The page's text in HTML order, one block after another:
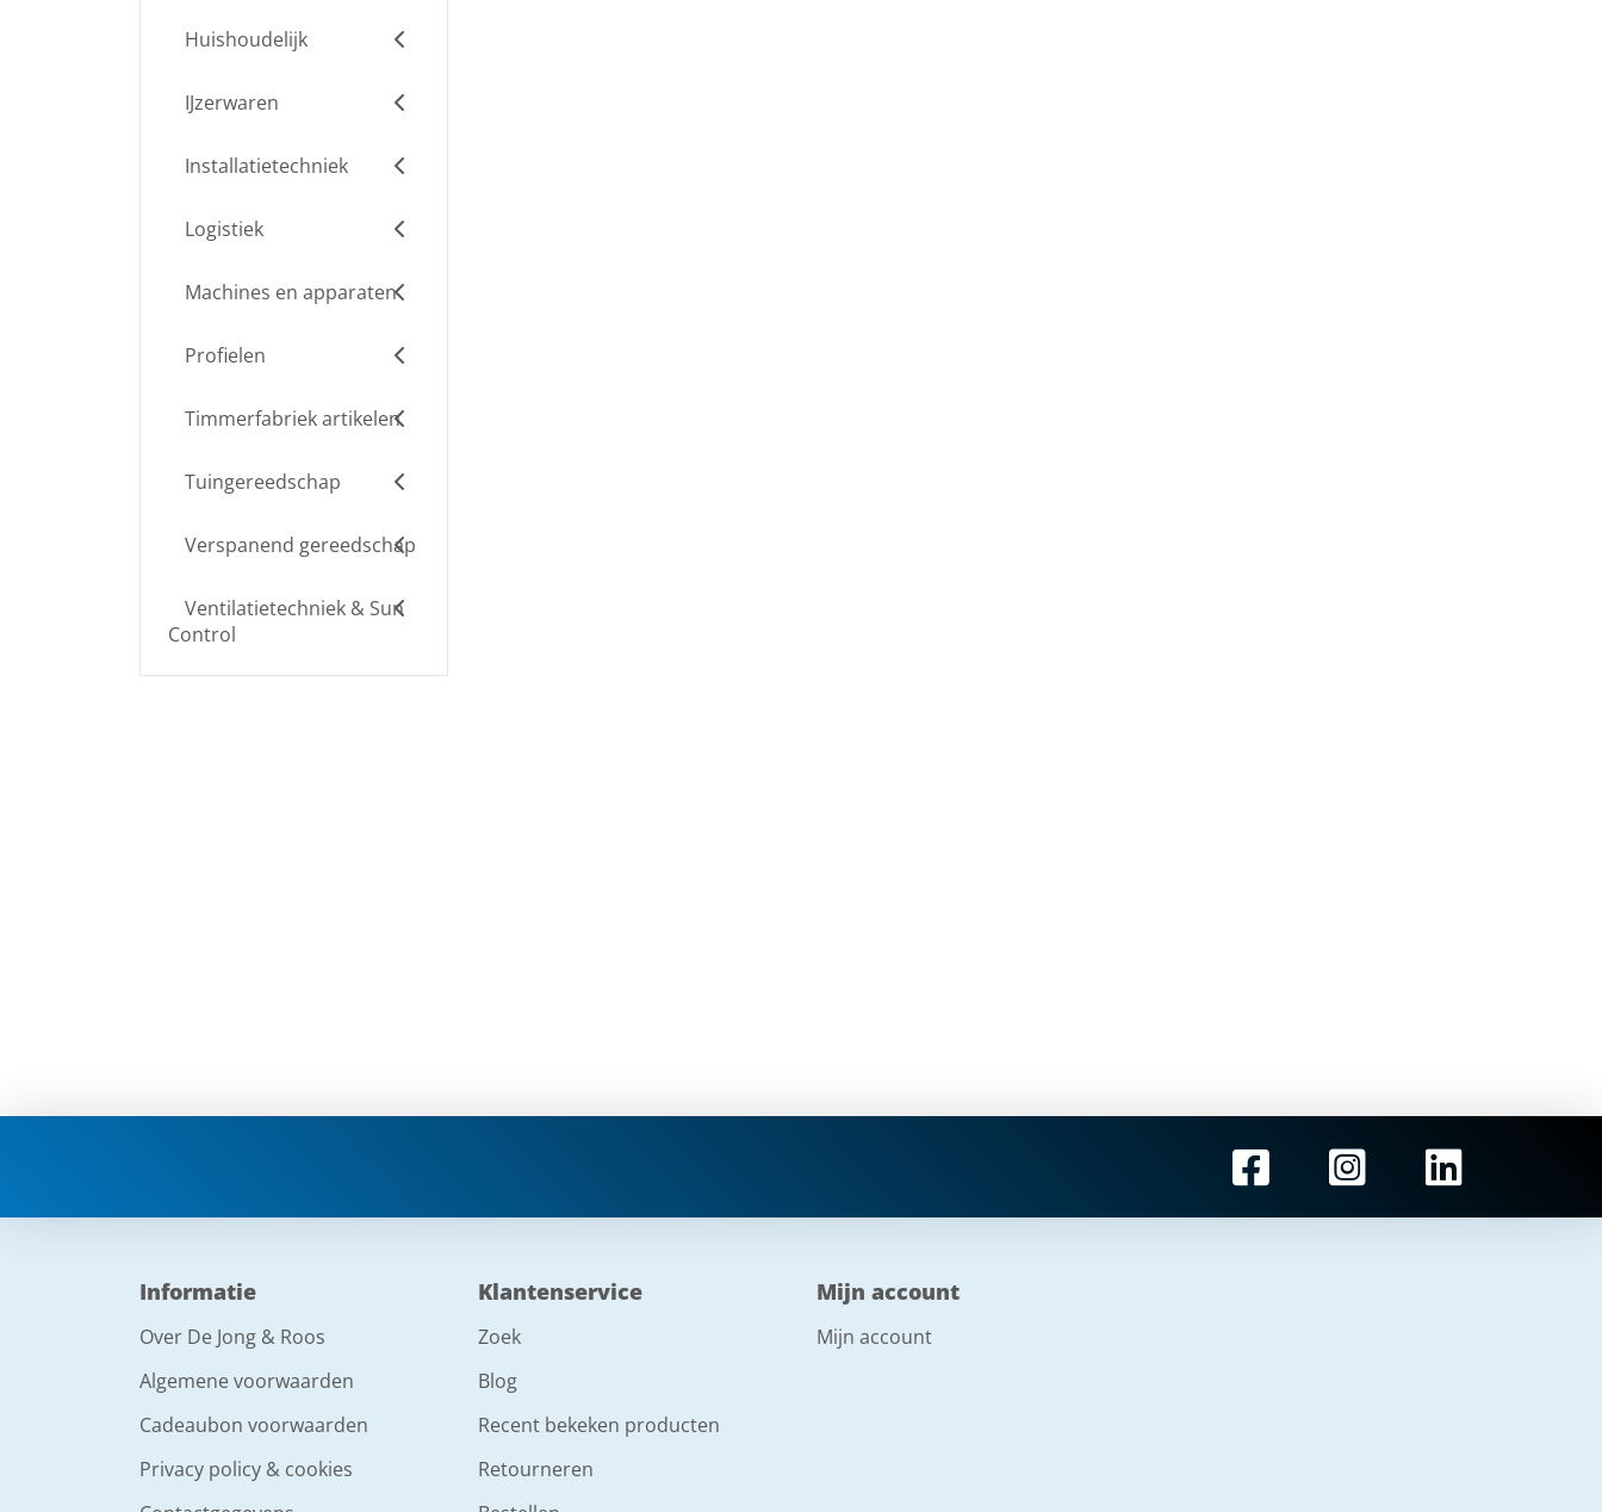
Huishoudelijk
IJzerwaren
Installatietechniek
Logistiek
Machines en apparaten
Profielen
Timmerfabriek artikelen
Tuingereedschap
Verspanend gereedschap
Ventilatietechniek & Sun
Control
Informatie
Over De Jong & Roos
Algemene voorwaarden
Cadeaubon voorwaarden
Privacy policy & cookies
Klantenservice
Zoek
Blog
Recent bekeken producten
Retourneren
Mijn account
Mijn account